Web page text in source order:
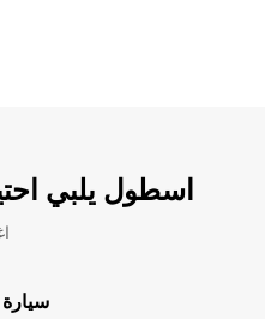
اسطول يلبي
سيارة